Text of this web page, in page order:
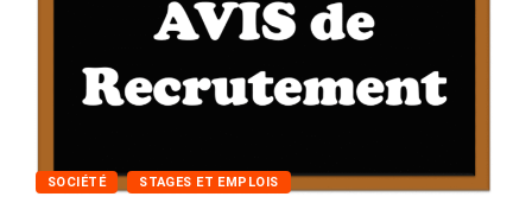
SOCIÉTÉ STAGES ET EMPLOIS